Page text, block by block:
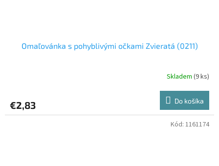
Omaľovánka s pohyblivými očkami Zvieratá (0211)
Skladem (9 ks)
€2,83 Do košíka
Kód: 1161174